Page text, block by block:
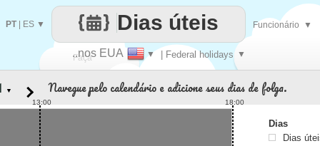
Faça
..nos EUA ▼ | Federal holidays ▼
Dias úteis
PT| ES ▼ Funcionário ▼
▼ Navegue pelo calendário e adicione seus dias de folga.
13:00 18:00
Dias
Dias